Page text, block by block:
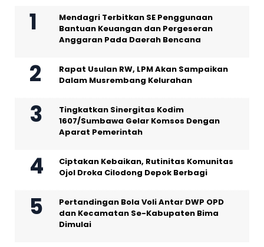
Mendagri Terbitkan SE Penggunaan
Bantuan Keuangan dan Pergeseran
Anggaran Pada Daerah Bencana
Rapat Usulan RW, LPM Akan Sampaikan
Dalam Musrembang Kelurahan
Tingkatkan Sinergitas Kodim
1607/Sumbawa Gelar Komsos Dengan
Aparat Pemerintah
Ciptakan Kebaikan, Rutinitas Komunitas
Ojol Droka Cilodong Depok Berbagi
Pertandingan Bola Voli Antar DWP OPD
dan Kecamatan Se-Kabupaten Bima
Dimulai